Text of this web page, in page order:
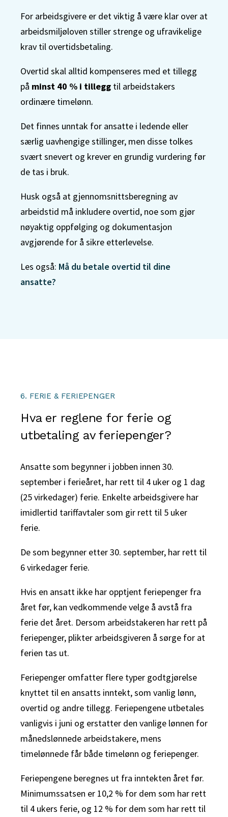
For arbeidsgivere er det viktig å være klar over at
arbeidsmiljøloven stiller strenge og ufravikelige
krav til overtidsbetaling.
Overtid skal alltid kompenseres med et tillegg
på minst 40 % i tillegg til arbeidstakers
ordinære timelønn.
Det finnes unntak for ansatte i ledende eller
særlig uavhengige stillinger, men disse tolkes
svært snevert og krever en grundig vurdering før
de tas i bruk.
Husk også at gjennomsnittsberegning av
arbeidstid må inkludere overtid, noe som gjør
nøyaktig oppfølging og dokumentasjon
avgjørende for å sikre etterlevelse.
Les også: Må du betale overtid til dine
ansatte?
6. FERIE & FERIEPENGER
Hva er reglene for ferie og
utbetaling av feriepenger?
Ansatte som begynner i jobben innen 30.
september i ferieåret, har rett til 4 uker og 1 dag
(25 virkedager) ferie. Enkelte arbeidsgivere har
imidlertid tariffavtaler som gir rett til 5 uker
ferie.
De som begynner etter 30. september, har rett til
6 virkedager ferie.
Hvis en ansatt ikke har opptjent feriepenger fra
året før, kan vedkommende velge å avstå fra
ferie det året. Dersom arbeidstakeren har rett på
feriepenger, plikter arbeidsgiveren å sørge for at
ferien tas ut.
Feriepenger omfatter flere typer godtgjørelse
knyttet til en ansatts inntekt, som vanlig lønn,
overtid og andre tillegg. Feriepengene utbetales
vanligvis i juni og erstatter den vanlige lønnen for
månedslønnede arbeidstakere, mens
timelønnede får både timelønn og feriepenger.
Feriepengene beregnes ut fra inntekten året før.
Minimumssatsen er 10,2 % for dem som har rett
til 4 ukers ferie, og 12 % for dem som har rett til